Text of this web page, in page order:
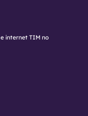
internet TIM no